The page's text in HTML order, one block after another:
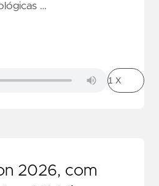
…
2026, com